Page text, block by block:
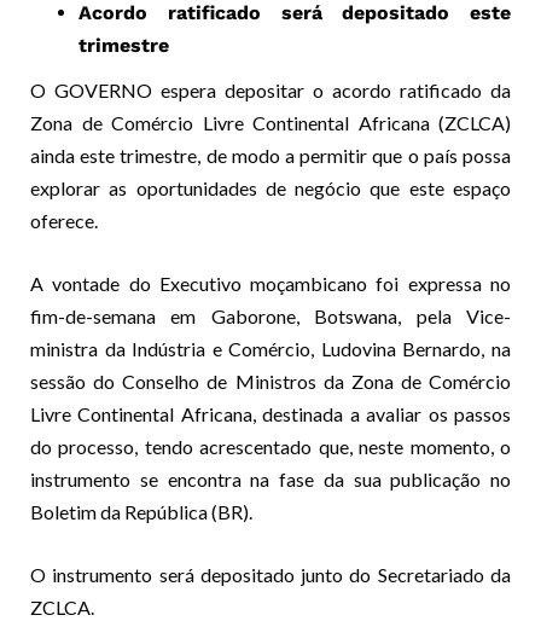
Acordo ratificado será depositado este
trimestre
O GOVERNO espera de­positar o acordo ratifica­do da
Zona de Comércio Livre Continental Africana (ZCLCA)
ainda este trimestre, de modo a permitir que o país possa
explorar as oportunidades de negócio que este espaço
oferece.
A vontade do Executivo moçambicano foi expres­sa no
fim-de-semana em Gaborone, Botswana, pela Vice-
ministra da Indústria e Comércio, Ludovina Ber­nardo, na
sessão do Consel­ho de Ministros da Zona de Comércio
Livre Continental Africana, destinada a avaliar os passos
do processo, ten­do acrescentado que, neste momento, o
instrumento se encontra na fase da sua publicação no
Boletim da República (BR).
O instrumento será de­positado junto do Secreta­riado da
ZCLCA.